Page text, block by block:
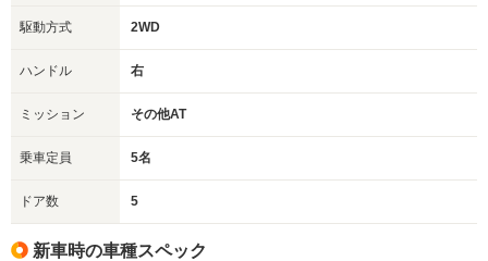
駆動方式 2WD
ハンドル 右
ミッション その他AT
乗車定員 5名
ドア数 5
新車時の車種スペック